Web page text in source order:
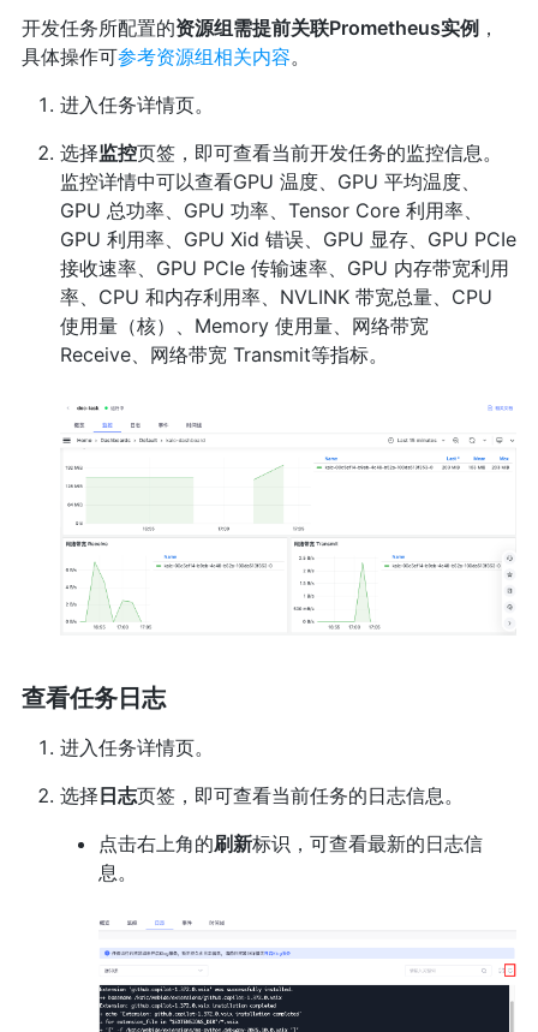
开发任务所配置的资源组需提前关联Prometheus实例，
具体操作可参考资源组相关内容。
进入任务详情页。
选择监控页签，即可查看当前开发任务的监控信息。
监控详情中可以查看GPU 温度、GPU 平均温度、
GPU 总功率、GPU 功率、Tensor Core 利用率、
GPU 利用率、GPU Xid 错误、GPU 显存、GPU PCIe
接收速率、GPU PCIe 传输速率、GPU 内存带宽利用
率、CPU 和内存利用率、NVLINK 带宽总量、CPU
使用量（核）、Memory 使用量、网络带宽
Receive、网络带宽 Transmit等指标。
查看任务日志
进入任务详情页。
选择日志页签，即可查看当前任务的日志信息。
点击右上角的刷新标识，可查看最新的日志信
息。